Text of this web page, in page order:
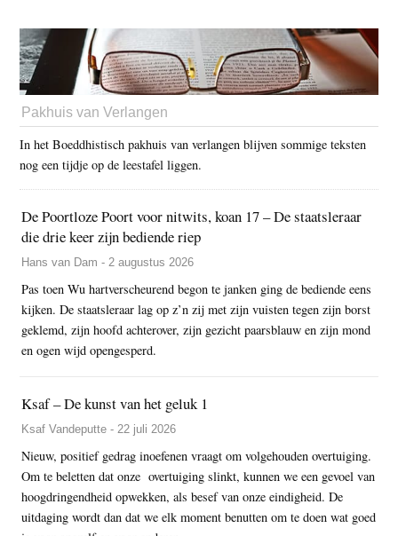
Pakhuis van Verlangen
In het Boeddhistisch pakhuis van verlangen blijven sommige teksten
nog een tijdje op de leestafel liggen.
De Poortloze Poort voor nitwits, koan 17 – De staatsleraar
die drie keer zijn bediende riep
Hans van Dam - 2 augustus 2026
Pas toen Wu hartverscheurend begon te janken ging de bediende eens
kijken. De staatsleraar lag op z’n zij met zijn vuisten tegen zijn borst
geklemd, zijn hoofd achterover, zijn gezicht paarsblauw en zijn mond
en ogen wijd opengesperd.
Ksaf – De kunst van het geluk 1
Ksaf Vandeputte - 22 juli 2026
Nieuw, positief gedrag inoefenen vraagt om volgehouden overtuiging.
Om te beletten dat onze overtuiging slinkt, kunnen we een gevoel van
hoogdringendheid opwekken, als besef van onze eindigheid. De
uitdaging wordt dan dat we elk moment benutten om te doen wat goed